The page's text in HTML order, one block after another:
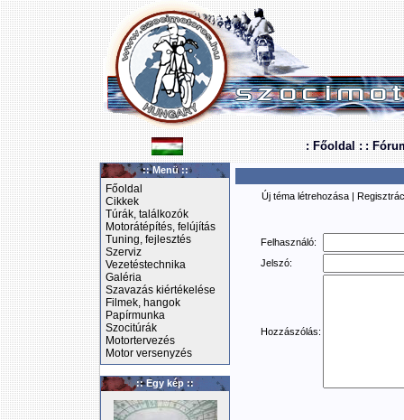
: Főoldal : :
:: Menü ::
Főoldal
Cikkek
Túrák, találkozók
Motorátépítés, felújítás
Tuning, fejlesztés
Szerviz
Vezetéstechnika
Galéria
Szavazás kiértékelése
Filmek, hangok
Papírmunka
Szocitúrák
Motortervezés
Motor versenyzés
:: Egy kép ::
Új téma létrehozása |
Felhasználó:
Jelszó:
Hozzászólás: